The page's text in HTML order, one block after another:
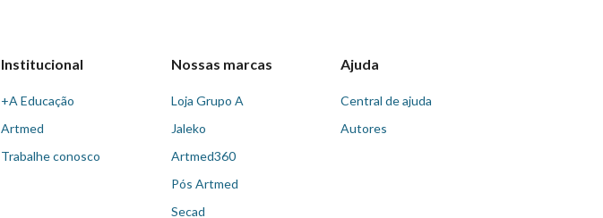
Institucional
+A Educação
Artmed
Trabalhe conosco
Nossas marcas
Loja Grupo A
Jaleko
Artmed360
Pós Artmed
Secad
Ajuda
Central de ajuda
Autores